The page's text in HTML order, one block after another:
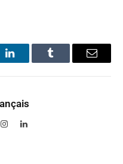
LinkedInTumblr Email
InstagramLinkedIn